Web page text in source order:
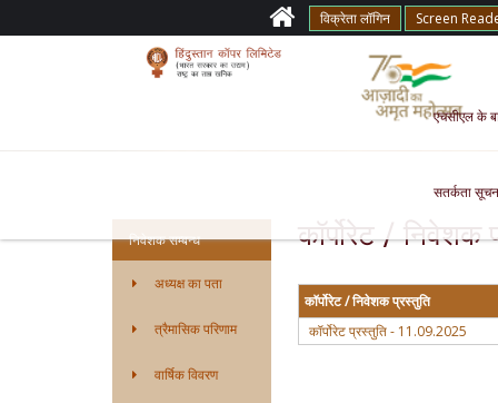
विक्रेता लॉगिन Screen
एचसीएल के
सतर्कता
निवेशक सम्बन्ध
अध्यक्ष का पता
त्रैमासिक परिणाम
वार्षिक विवरण
कॉर्पोरेट / निवेशक
कॉर्पोरेट / निवेशक प्रस्तुति
कॉर्पोरेट प्रस्तुति - 11.09.2025